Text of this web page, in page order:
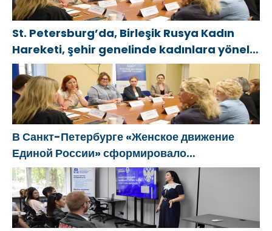
St. Petersburg’da, Birleşik Rusya Kadın
Hareketi, şehir genelinde kadınlara yönelik
destek programlarının geliştirilmesi için
öneriler hazırladı
В Санкт-Петербурге «Женское движение
Единой России» сформировало
предложения по развитию городских
программ поддержки женщин